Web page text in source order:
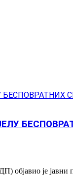
објавио је